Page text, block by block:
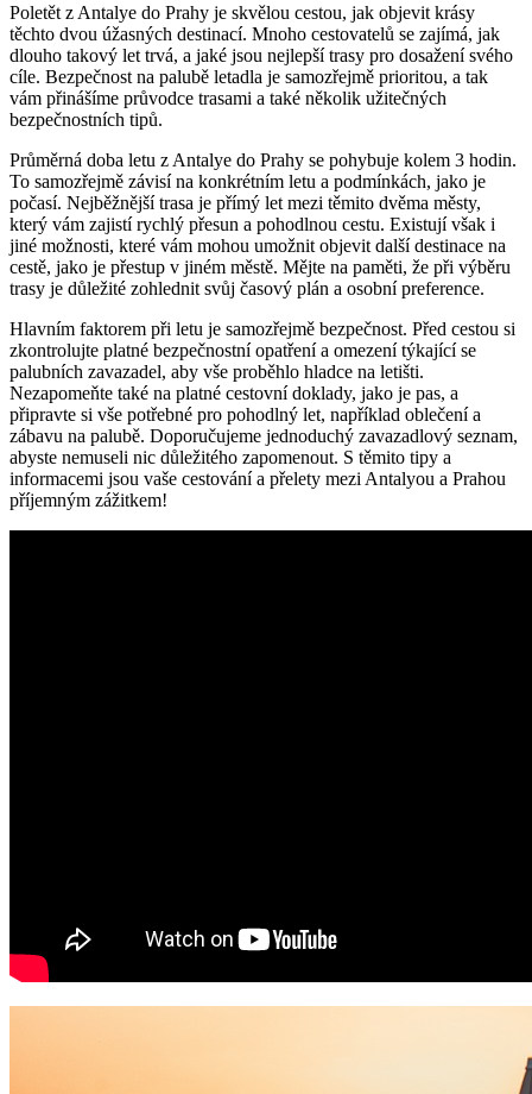
Poletět z Antalye do Prahy je skvělou cestou, jak objevit krásy
těchto dvou úžasných destinací. Mnoho cestovatelů se zajímá, jak
dlouho takový let trvá, a jaké jsou nejlepší trasy pro dosažení svého
cíle. Bezpečnost na palubě letadla je samozřejmě prioritou, a tak
vám přinášíme průvodce trasami a také několik užitečných
bezpečnostních tipů.
Průměrná doba letu z Antalye do Prahy se pohybuje kolem 3 hodin.
To samozřejmě závisí na konkrétním letu a podmínkách, jako je
počasí. Nejběžnější trasa je přímý let mezi těmito dvěma městy,
který vám zajistí rychlý přesun a pohodlnou cestu. Existují však i
jiné možnosti, které vám mohou umožnit objevit další destinace na
cestě, jako je přestup v jiném městě. Mějte na paměti, že při výběru
trasy je důležité zohlednit svůj časový plán a osobní preference.
Hlavním faktorem při letu je samozřejmě bezpečnost. Před cestou si
zkontrolujte platné bezpečnostní opatření a omezení týkající se
palubních zavazadel, aby vše proběhlo hladce na letišti.
Nezapomeňte také na platné cestovní doklady, jako je pas, a
připravte si vše potřebné pro pohodlný let, například oblečení a
zábavu na palubě. Doporučujeme jednoduchý zavazadlový seznam,
abyste nemuseli nic důležitého zapomenout. S těmito tipy a
informacemi jsou vaše cestování a přelety mezi Antalyou a Prahou
příjemným zážitkem!